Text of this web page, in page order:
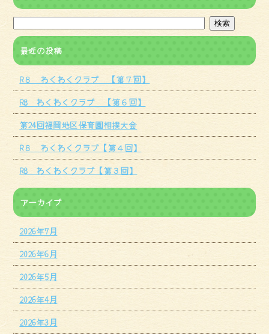
最近の投稿
R８ わくわくクラブ 【第７回】
R8 わくわくクラブ 【第６回】
第24回福岡地区保育園相撲大会
R８ わくわくクラブ【第４回】
R8 わくわくクラブ【第３回】
アーカイブ
2026年7月
2026年6月
2026年5月
2026年4月
2026年3月